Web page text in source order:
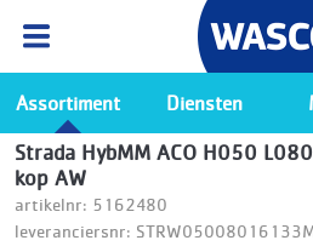
Ga naar de Wasco app
Assortiment Diensten
Strada HybMM ACO H050
kop AW
artikelnr: 5162480
leveranciersnr: